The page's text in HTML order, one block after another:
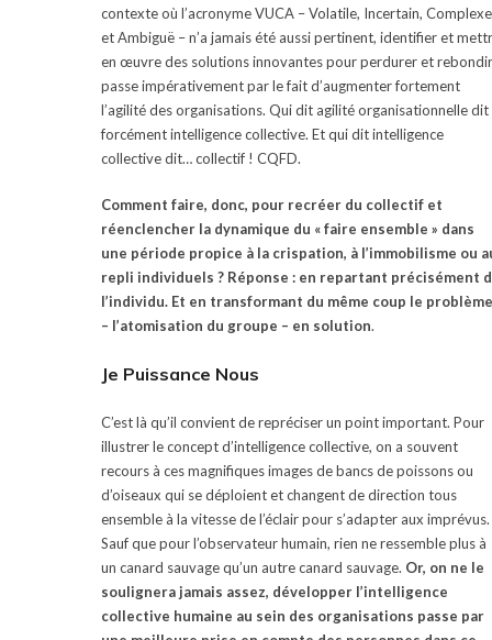
contexte où l’acronyme VUCA – Volatile, Incertain, Complexe
et Ambiguë – n’a jamais été aussi pertinent, identifier et
en œuvre des solutions innovantes pour perdurer et rebondir
passe impérativement par le fait d’augmenter fortement
l’agilité des organisations. Qui dit agilité organisationnelle dit
forcément intelligence collective. Et qui dit intelligence
collective dit… collectif ! CQFD.
Comment faire, donc, pour recréer du collectif et
réenclencher la dynamique du « faire ensemble » dans
une période propice à la crispation, à l’immobilisme ou
repli individuels ? Réponse : en repartant précisément
l’individu. Et en transformant du même coup le problème
– l’atomisation du groupe – en solution.
Je Puissance Nous
C’est là qu’il convient de repréciser un point important. Pour
illustrer le concept d’intelligence collective, on a souvent
recours à ces magnifiques images de bancs de poissons ou
d’oiseaux qui se déploient et changent de direction tous
ensemble à la vitesse de l’éclair pour s’adapter aux imprévus.
Sauf que pour l’observateur humain, rien ne ressemble plus à
un canard sauvage qu’un autre canard sauvage. Or, on ne le
soulignera jamais assez, développer l’intelligence
collective humaine au sein des organisations passe par